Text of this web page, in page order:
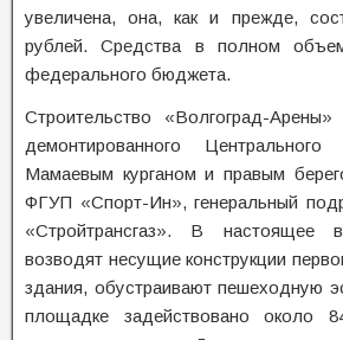
увеличена, она, как и прежде,
рублей. Средства в полном
федерального бюджета.
Строительство «Волгоград-
демонтированного
Мамаевым курганом и правым
ФГУП «Спорт-Ин», генеральный
«Стройтрансгаз». В настоящее
возводят несущие конструкции
здания, обустраивают пешеходную
площадке задействовано около